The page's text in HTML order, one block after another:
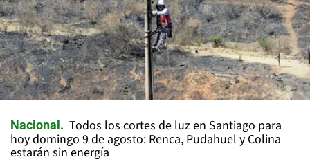
Nacional
Todos los cortes de luz en Santiago para
hoy domingo 9 de agosto: Renca, Pudahuel y Colina
estarán sin energía